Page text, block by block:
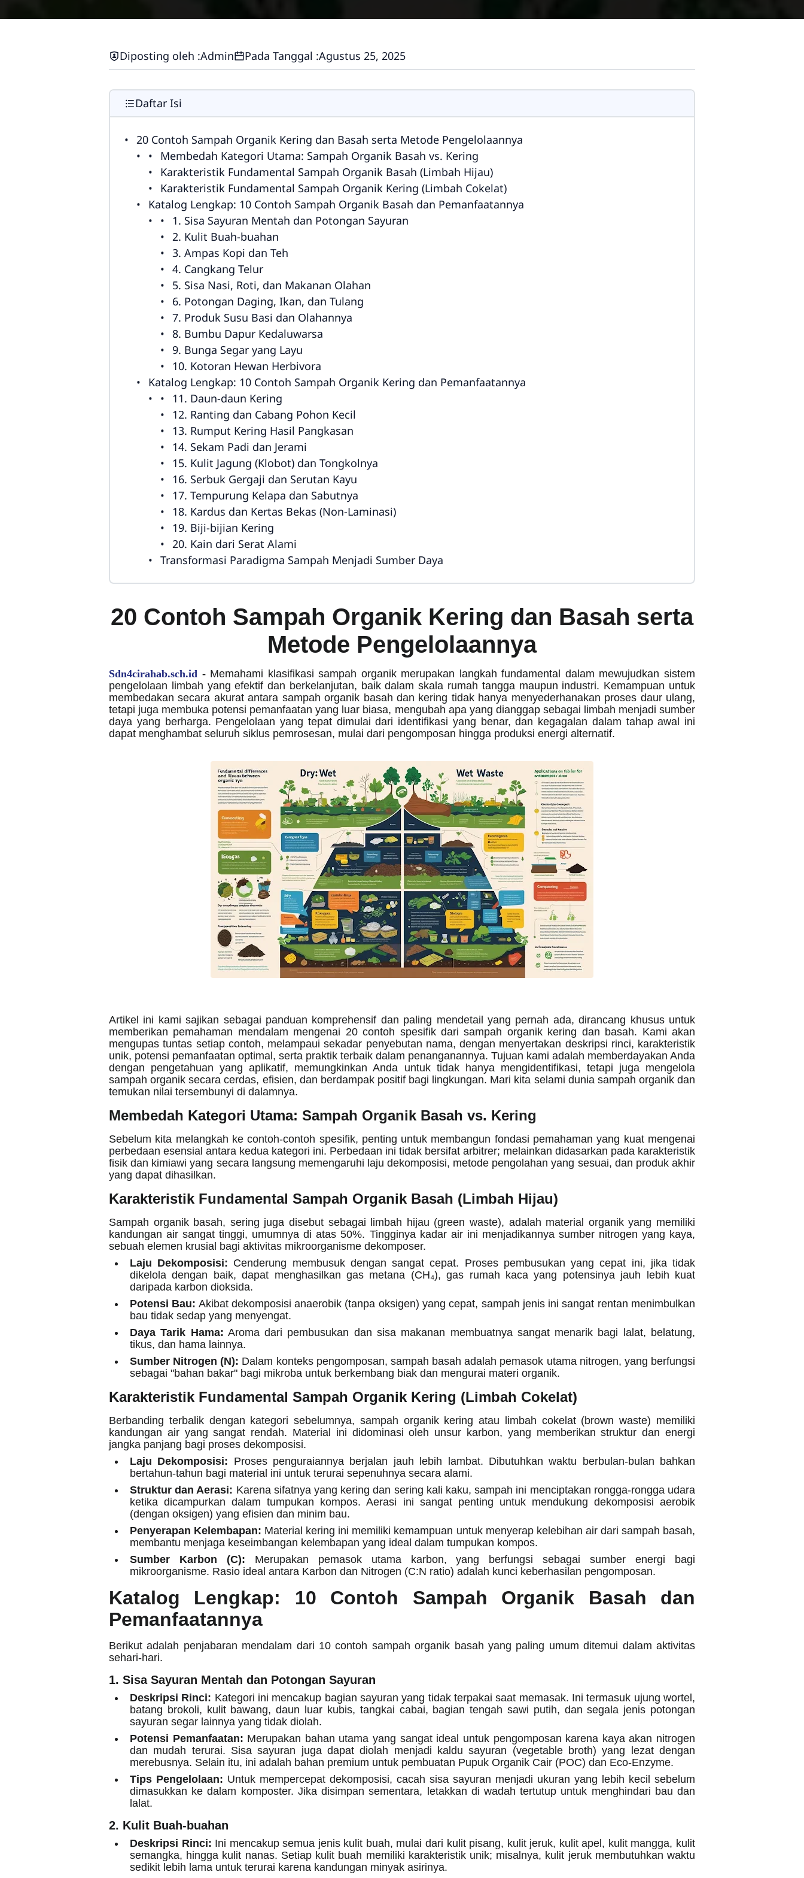
Diposting oleh :Admin Pada Tanggal :Agustus 25, 2025
Daftar Isi
20 Contoh Sampah Organik Kering dan Basah serta Metode Pengelolaannya
Membedah Kategori Utama: Sampah Organik Basah vs. Kering
Karakteristik Fundamental Sampah Organik Basah (Limbah Hijau)
Karakteristik Fundamental Sampah Organik Kering (Limbah Cokelat)
Katalog Lengkap: 10 Contoh Sampah Organik Basah dan Pemanfaatannya
1. Sisa Sayuran Mentah dan Potongan Sayuran
2. Kulit Buah-buahan
3. Ampas Kopi dan Teh
4. Cangkang Telur
5. Sisa Nasi, Roti, dan Makanan Olahan
6. Potongan Daging, Ikan, dan Tulang
7. Produk Susu Basi dan Olahannya
8. Bumbu Dapur Kedaluwarsa
9. Bunga Segar yang Layu
10. Kotoran Hewan Herbivora
Katalog Lengkap: 10 Contoh Sampah Organik Kering dan Pemanfaatannya
11. Daun-daun Kering
12. Ranting dan Cabang Pohon Kecil
13. Rumput Kering Hasil Pangkasan
14. Sekam Padi dan Jerami
15. Kulit Jagung (Klobot) dan Tongkolnya
16. Serbuk Gergaji dan Serutan Kayu
17. Tempurung Kelapa dan Sabutnya
18. Kardus dan Kertas Bekas (Non-Laminasi)
19. Biji-bijian Kering
20. Kain dari Serat Alami
Transformasi Paradigma Sampah Menjadi Sumber Daya
20 Contoh Sampah Organik Kering dan Basah serta
Metode Pengelolaannya
Sdn4cirahab.sch.id - Memahami klasifikasi sampah organik merupakan langkah fundamental dalam mewujudkan sistem
pengelolaan limbah yang efektif dan berkelanjutan, baik dalam skala rumah tangga maupun industri. Kemampuan untuk
membedakan secara akurat antara sampah organik basah dan kering tidak hanya menyederhanakan proses daur ulang,
tetapi juga membuka potensi pemanfaatan yang luar biasa, mengubah apa yang dianggap sebagai limbah menjadi sumber
daya yang berharga. Pengelolaan yang tepat dimulai dari identifikasi yang benar, dan kegagalan dalam tahap awal ini
dapat menghambat seluruh siklus pemrosesan, mulai dari pengomposan hingga produksi energi alternatif.
Artikel ini kami sajikan sebagai panduan komprehensif dan paling mendetail yang pernah ada, dirancang khusus untuk
memberikan pemahaman mendalam mengenai 20 contoh spesifik dari sampah organik kering dan basah. Kami akan
mengupas tuntas setiap contoh, melampaui sekadar penyebutan nama, dengan menyertakan deskripsi rinci, karakteristik
unik, potensi pemanfaatan optimal, serta praktik terbaik dalam penanganannya. Tujuan kami adalah memberdayakan Anda
dengan pengetahuan yang aplikatif, memungkinkan Anda untuk tidak hanya mengidentifikasi, tetapi juga mengelola
sampah organik secara cerdas, efisien, dan berdampak positif bagi lingkungan. Mari kita selami dunia sampah organik dan
temukan nilai tersembunyi di dalamnya.
Membedah Kategori Utama: Sampah Organik Basah vs. Kering
Sebelum kita melangkah ke contoh-contoh spesifik, penting untuk membangun fondasi pemahaman yang kuat mengenai
perbedaan esensial antara kedua kategori ini. Perbedaan ini tidak bersifat arbitrer; melainkan didasarkan pada karakteristik
fisik dan kimiawi yang secara langsung memengaruhi laju dekomposisi, metode pengolahan yang sesuai, dan produk akhir
yang dapat dihasilkan.
Karakteristik Fundamental Sampah Organik Basah (Limbah Hijau)
Sampah organik basah, sering juga disebut sebagai limbah hijau (green waste), adalah material organik yang memiliki
kandungan air sangat tinggi, umumnya di atas 50%. Tingginya kadar air ini menjadikannya sumber nitrogen yang kaya,
sebuah elemen krusial bagi aktivitas mikroorganisme dekomposer.
Laju Dekomposisi: Cenderung membusuk dengan sangat cepat. Proses pembusukan yang cepat ini, jika tidak
dikelola dengan baik, dapat menghasilkan gas metana (CH₄), gas rumah kaca yang potensinya jauh lebih kuat
daripada karbon dioksida.
Potensi Bau: Akibat dekomposisi anaerobik (tanpa oksigen) yang cepat, sampah jenis ini sangat rentan menimbulkan
bau tidak sedap yang menyengat.
Daya Tarik Hama: Aroma dari pembusukan dan sisa makanan membuatnya sangat menarik bagi lalat, belatung,
tikus, dan hama lainnya.
Sumber Nitrogen (N): Dalam konteks pengomposan, sampah basah adalah pemasok utama nitrogen, yang berfungsi
sebagai "bahan bakar" bagi mikroba untuk berkembang biak dan mengurai materi organik.
Karakteristik Fundamental Sampah Organik Kering (Limbah Cokelat)
Berbanding terbalik dengan kategori sebelumnya, sampah organik kering atau limbah cokelat (brown waste) memiliki
kandungan air yang sangat rendah. Material ini didominasi oleh unsur karbon, yang memberikan struktur dan energi
jangka panjang bagi proses dekomposisi.
Laju Dekomposisi: Proses penguraiannya berjalan jauh lebih lambat. Dibutuhkan waktu berbulan-bulan bahkan
bertahun-tahun bagi material ini untuk terurai sepenuhnya secara alami.
Struktur dan Aerasi: Karena sifatnya yang kering dan sering kali kaku, sampah ini menciptakan rongga-rongga udara
ketika dicampurkan dalam tumpukan kompos. Aerasi ini sangat penting untuk mendukung dekomposisi aerobik
(dengan oksigen) yang efisien dan minim bau.
Penyerapan Kelembapan: Material kering ini memiliki kemampuan untuk menyerap kelebihan air dari sampah basah,
membantu menjaga keseimbangan kelembapan yang ideal dalam tumpukan kompos.
Sumber Karbon (C): Merupakan pemasok utama karbon, yang berfungsi sebagai sumber energi bagi
mikroorganisme. Rasio ideal antara Karbon dan Nitrogen (C:N ratio) adalah kunci keberhasilan pengomposan.
Katalog Lengkap: 10 Contoh Sampah Organik Basah dan
Pemanfaatannya
Berikut adalah penjabaran mendalam dari 10 contoh sampah organik basah yang paling umum ditemui dalam aktivitas
sehari-hari.
1. Sisa Sayuran Mentah dan Potongan Sayuran
Deskripsi Rinci: Kategori ini mencakup bagian sayuran yang tidak terpakai saat memasak. Ini termasuk ujung wortel,
batang brokoli, kulit bawang, daun luar kubis, tangkai cabai, bagian tengah sawi putih, dan segala jenis potongan
sayuran segar lainnya yang tidak diolah.
Potensi Pemanfaatan: Merupakan bahan utama yang sangat ideal untuk pengomposan karena kaya akan nitrogen
dan mudah terurai. Sisa sayuran juga dapat diolah menjadi kaldu sayuran (vegetable broth) yang lezat dengan
merebusnya. Selain itu, ini adalah bahan premium untuk pembuatan Pupuk Organik Cair (POC) dan Eco-Enzyme.
Tips Pengelolaan: Untuk mempercepat dekomposisi, cacah sisa sayuran menjadi ukuran yang lebih kecil sebelum
dimasukkan ke dalam komposter. Jika disimpan sementara, letakkan di wadah tertutup untuk menghindari bau dan
lalat.
2. Kulit Buah-buahan
Deskripsi Rinci: Ini mencakup semua jenis kulit buah, mulai dari kulit pisang, kulit jeruk, kulit apel, kulit mangga, kulit
semangka, hingga kulit nanas. Setiap kulit buah memiliki karakteristik unik; misalnya, kulit jeruk membutuhkan waktu
sedikit lebih lama untuk terurai karena kandungan minyak asirinya.